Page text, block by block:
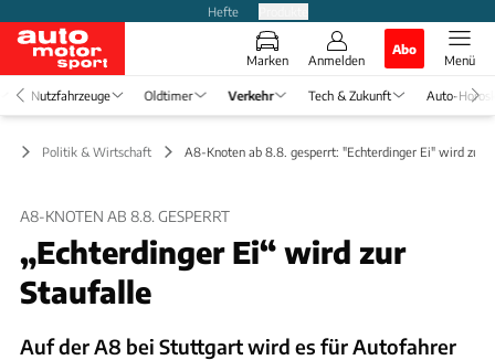
Hefte
Marken Anmelden
Abo
Menü
Nutzfahrzeuge Oldtimer Verkehr Tech & Zukunft Auto-
Politik & Wirtschaft A8-Knoten ab 8.8. gesperrt: "Echterdinger Ei" wird zur
A8-KNOTEN AB 8.8. GESPERRT
„Echterdinger Ei“ wird zur
Staufalle
Auf der A8 bei Stuttgart wird es für Autofahrer